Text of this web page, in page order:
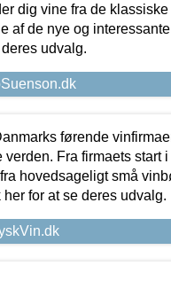
dig vine fra de klassiske
af de nye og
udvalg.
førende
verden. Fra firmaets start
hovedsageligt små
for at se deres udvalg.